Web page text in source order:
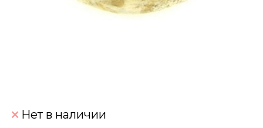
Нет в наличии